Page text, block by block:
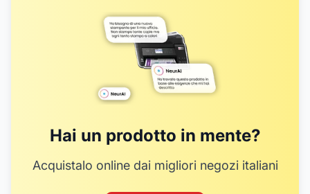
Hai un prodotto in mente?
Acquistalo online dai migliori negozi italiani